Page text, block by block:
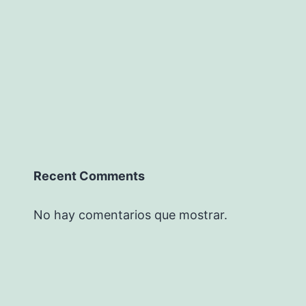
Recent Comments
No hay comentarios que mostrar.